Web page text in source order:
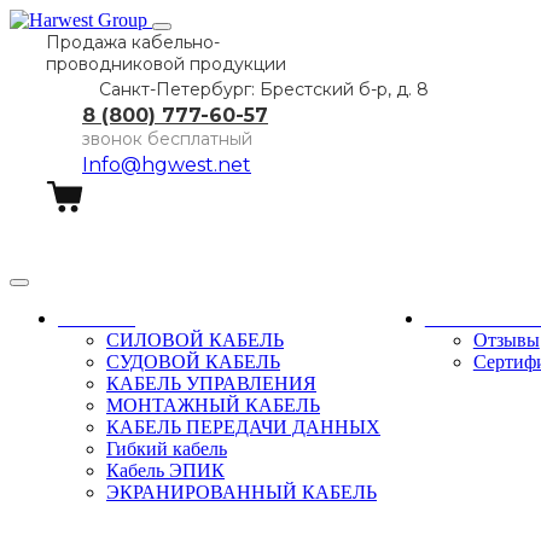
Продажа кабельно-
проводниковой продукции
Санкт-Петербург: Брестский б-р, д. 8
8 (800) 777-60-57
звонок бесплатный
Info@hgwest.net
СИЛОВОЙ КАБЕЛЬ
СУДОВОЙ КАБЕЛЬ
КАБЕЛЬ УПРАВЛЕНИЯ
МОНТАЖНЫЙ КАБЕЛЬ
КАБЕЛЬ ПЕРЕДАЧИ ДАННЫХ
Гибкий кабель
Кабель ЭПИК
ЭКРАНИРОВАННЫЙ КАБЕЛЬ
Отзывы